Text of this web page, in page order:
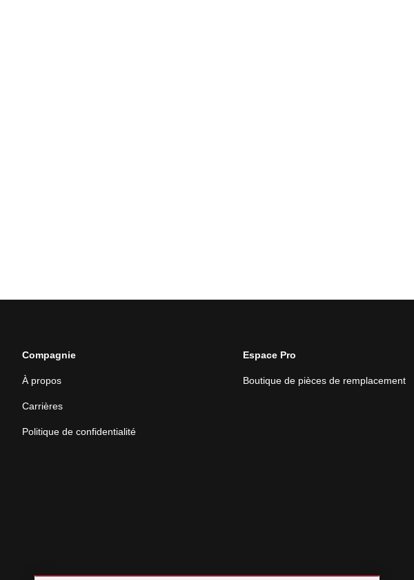
Compagnie
À propos
Carrières
Politique de confidentialité
Espace Pro
Boutique de pièces de remplacement